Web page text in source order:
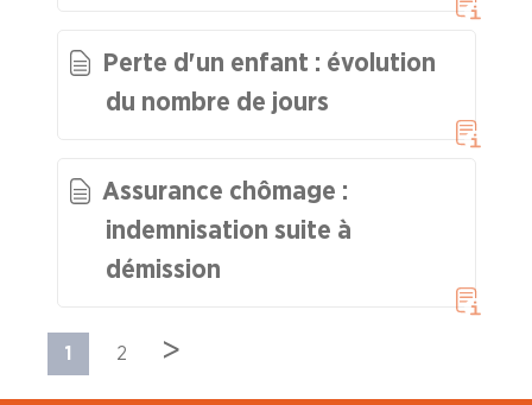
Perte d'un enfant : évolution
du nombre de jours
Assurance chômage :
indemnisation suite à
démission
1 2 >